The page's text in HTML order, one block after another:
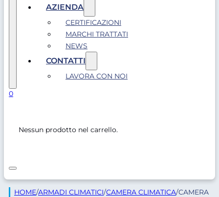
AZIENDA
CERTIFICAZIONI
MARCHI TRATTATI
NEWS
CONTATTI
LAVORA CON NOI
0
Nessun prodotto nel carrello.
HOME/ARMADI CLIMATICI/CAMERA CLIMATICA/CAMERA